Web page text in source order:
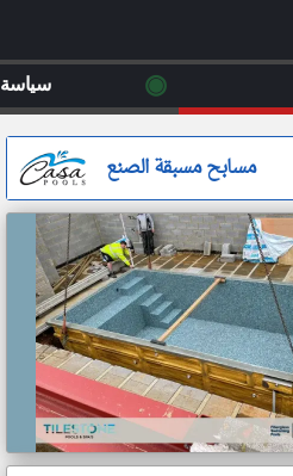
مسابح مسبقة الصنع
◉ سياسة